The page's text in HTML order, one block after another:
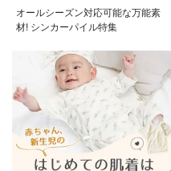
オールシーズン対応可能な万能素
材! シンカーパイル特集